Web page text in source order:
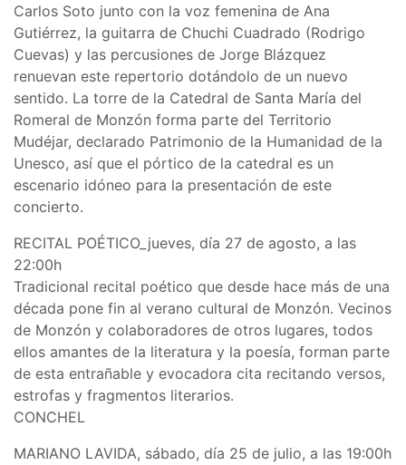
Carlos Soto junto con la voz femenina de Ana
Gutiérrez, la guitarra de Chuchi Cuadrado (Rodrigo
Cuevas) y las percusiones de Jorge Blázquez
renuevan este repertorio dotándolo de un nuevo
sentido. La torre de la Catedral de Santa María del
Romeral de Monzón forma parte del Territorio
Mudéjar, declarado Patrimonio de la Humanidad de la
Unesco, así que el pórtico de la catedral es un
escenario idóneo para la presentación de este
concierto.
RECITAL POÉTICO_jueves, día 27 de agosto, a las
22:00h
Tradicional recital poético que desde hace más de una
década pone fin al verano cultural de Monzón. Vecinos
de Monzón y colaboradores de otros lugares, todos
ellos amantes de la literatura y la poesía, forman parte
de esta entrañable y evocadora cita recitando versos,
estrofas y fragmentos literarios.
CONCHEL
MARIANO LAVIDA, sábado, día 25 de julio, a las 19:00h